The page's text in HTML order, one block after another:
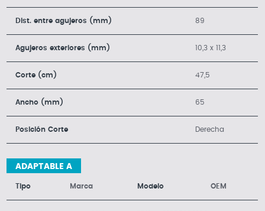
Dist. entre agujeros (mm) 89
Agujeros exteriores (mm) 10,3 x 11,3
Corte (cm) 47,5
Ancho (mm) 65
Posición Corte Derecha
ADAPTABLE A
Tipo Marca Modelo OEM